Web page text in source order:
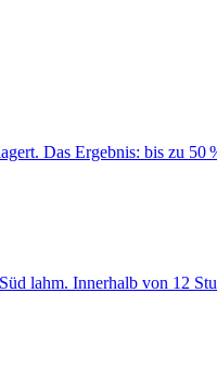
Das Ergebnis: bis zu
lahm. Innerhalb von 12